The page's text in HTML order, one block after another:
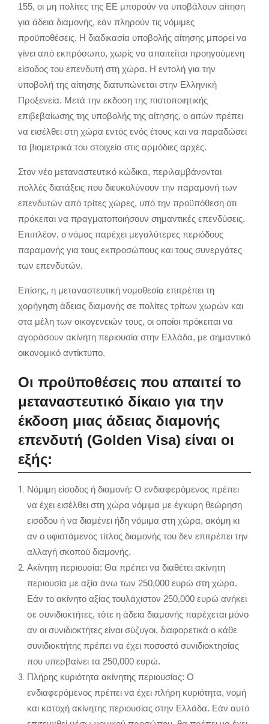
155, οι μη πολίτες της ΕΕ μπορούν να υποβάλουν αίτηση
για άδεια διαμονής, εάν πληρούν τις νόμιμες
προϋποθέσεις. Η διαδικασία υποβολής αίτησης μπορεί να
γίνει από εκπρόσωπο, χωρίς να απαιτείται προηγούμενη
είσοδος του επενδυτή στη χώρα. Η εντολή για την
υποβολή της αίτησης διατυπώνεται στην Ελληνική
Προξενεία. Μετά την εκδοση της πιστοποιητικής
επιβεβαίωσης της υποβολής της αίτησης, ο αιτών πρέπει
να εισέλθει στη χώρα εντός ενός έτους και να παραδώσει
τα βιομετρικά του στοιχεία στις αρμόδιες αρχές.
Στον νέο μεταναστευτικό κώδικα, περιλαμβάνονται
πολλές διατάξεις που διευκολύνουν την παραμονή των
επενδυτών από τρίτες χώρες, υπό την προϋπόθεση ότι
πρόκειται να πραγματοποιήσουν σημαντικές επενδύσεις.
Επιπλέον, ο νόμος παρέχει μεγαλύτερες περιόδους
παραμονής για τους εκπροσώπους και τους συνεργάτες
των επενδυτών.
Επίσης, η μεταναστευτική νομοθεσία επιτρέπει τη
χορήγηση άδειας διαμονής σε πολίτες τρίτων χωρών και
στα μέλη των οικογενειών τους, οι οποίοι πρόκειται να
αγοράσουν ακίνητη περιουσία στην Ελλάδα, με σημαντικό
οικονομικό αντίκτυπο.
Οι προϋποθέσεις που απαιτεί το
μεταναστευτικό δίκαιο για την
έκδοση μιας άδειας διαμονής
επενδυτή (Golden Visa) είναι οι
εξής:
Νόμιμη είσοδος ή διαμονή: Ο ενδιαφερόμενος πρέπει
να έχει εισέλθει στη χώρα νόμιμα με έγκυρη θεώρηση
εισόδου ή να διαμένει ήδη νόμιμα στη χώρα, ακόμη κι
αν ο υφιστάμενος τίτλος διαμονής του δεν επιτρέπει την
αλλαγή σκοπού διαμονής.
Ακίνητη περιουσία: Θα πρέπει να διαθέτει ακίνητη
περιουσία με αξία άνω των 250,000 ευρώ στη χώρα.
Εάν το ακίνητο αξίας τουλάχιστον 250,000 ευρώ ανήκει
σε συνιδιοκτήτες, τότε η άδεια διαμονής παρέχεται μόνο
αν οι συνιδιοκτήτες είναι σύζυγοι, διαφορετικά ο κάθε
συνιδιοκτήτης πρέπει να έχει ποσοστό συνιδιοκτησίας
που υπερβαίνει τα 250,000 ευρώ.
Πλήρης κυριότητα ακίνητης περιουσίας: Ο
ενδιαφερόμενος πρέπει να έχει πλήρη κυριότητα, νομή
και κατοχή ακίνητης περιουσίας στην Ελλάδα. Εάν αυτό